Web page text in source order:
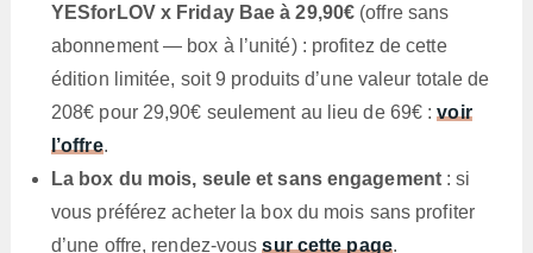
YESforLOV x Friday Bae à 29,90€ (offre sans
abonnement — box à l’unité) : profitez de cette
édition limitée, soit 9 produits d’une valeur totale de
208€ pour 29,90€ seulement au lieu de 69€ :voir
l’offre.
La box du mois, seule et sans engagement: si
vous préférez acheter la box du mois sans profiter
d’une offre, rendez-voussur cette page.